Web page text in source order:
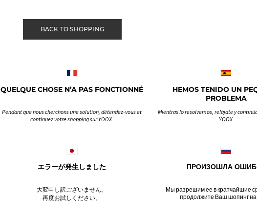
BACK TO SHOPPING
QUELQUE CHOSE N’A PAS FONCTIONNÉ
Pendant que nous cherchons une solution, détendez-vous et
continuez votre shopping sur YOOX.
HEMOS TENIDO UN
PROBLEMA
Mientras lo resolvemos, relájate y
YOOX.
エラーが発生しました
大変申し訳ございません。
再度お試しください。
ПРОИЗОШЛА
Мы разрешим ее в кратчайшие
продолжите Ваш шопинг на